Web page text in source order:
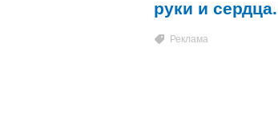
руки и сердца.